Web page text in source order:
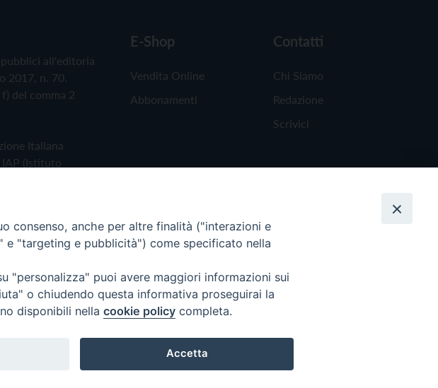
all'editoria
2017, n. 70.
del comma 2
Italiana
(Istituto
E-Shop
Vendita Online
Abbonamenti
Contatti
Chi Siamo
Redazione
Scrivici
consenso, anche per altre finalità ("interazioni e
e "targeting e pubblicità") come specificato nella
"personalizza" puoi avere maggiori informazioni sui
o chiudendo questa informativa proseguirai la
disponibili nella cookie policy completa.
Accetta